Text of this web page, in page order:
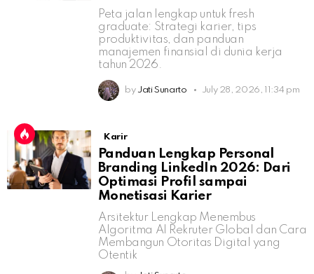
Peta jalan lengkap untuk fresh
graduate: Strategi karier, tips
produktivitas, dan panduan
manajemen finansial di dunia kerja
tahun 2026.
by Jati Sunarto July 28, 2026, 11:34 pm
Karir
Panduan Lengkap Personal
Branding LinkedIn 2026: Dari
Optimasi Profil sampai
Monetisasi Karier
Arsitektur Lengkap Menembus
Algoritma AI Rekruter Global dan Cara
Membangun Otoritas Digital yang
Otentik